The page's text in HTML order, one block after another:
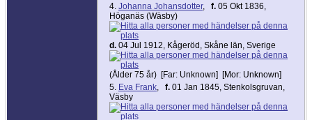
4. Johanna Johansdotter, f. 05 Okt 1836,
Höganäs (Wäsby)
d. 04 Jul 1912, Kågeröd, Skåne län, Sverige
(Ålder 75 år) [Far: Unknown] [Mor: Unknown]
5. Eva Frank f. 01 Jan 1845, Stenkolsgruvan,
Väsby